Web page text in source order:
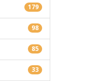
179
98
85
33